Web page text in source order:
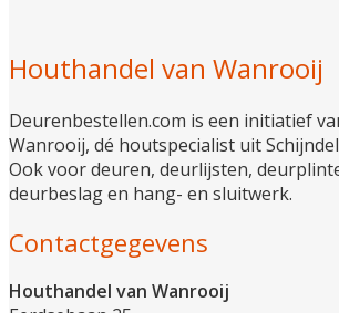
Houthandel van Wanrooij
Deurenbestellen.com is een initiatief
Wanrooij, dé houtspecialist uit
Ook voor deuren, deurlijsten,
deurbeslag en hang- en sluitwerk.
Contactgegevens
Houthandel van Wanrooij